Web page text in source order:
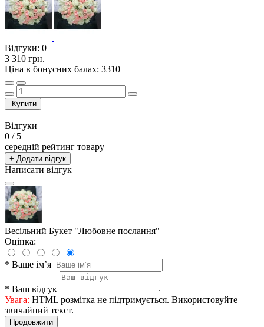
Відгуки: 0
3 310 грн.
Ціна в бонусних балах: 3310
Купити
Відгуки
0 / 5
середній рейтинг товару
+ Додати відгук
Написати відгук
Весільний Букет "Любовне послання"
Оцінка:
* Ваше ім’я
* Ваш відгук
Увага: HTML розмітка не підтримується. Використовуйте
звичайний текст.
Продовжити